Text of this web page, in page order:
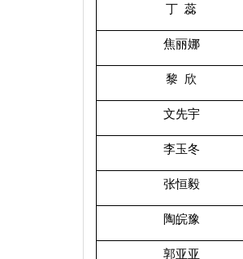
丁 蕊
焦丽娜
黎 欣
文先宇
李玉冬
张恒毅
陶皖豫
郭亚亚